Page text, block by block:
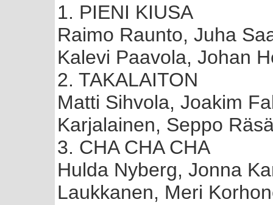
1. PIENI KIUSA
Raimo Raunto, Juha
Kalevi Paavola, Johan
2. TAKALAITON
Matti Sihvola, Joakim
Karjalainen, Seppo
3. CHA CHA CHA
Hulda Nyberg, Jonna
Laukkanen, Meri